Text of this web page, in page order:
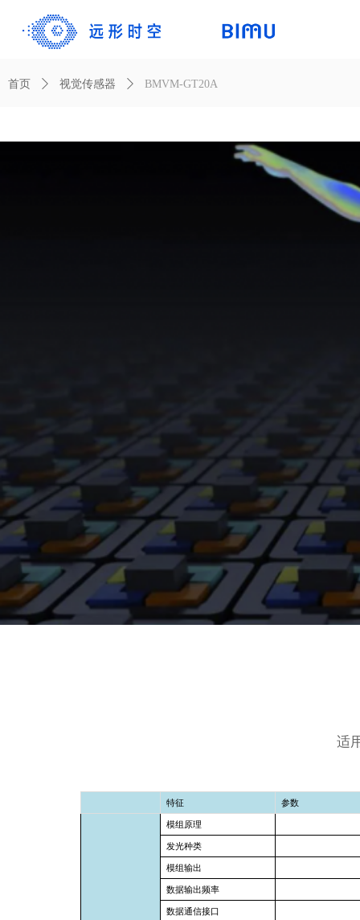
首页 ꄲ 视觉传感器 ꄲ BMVM-GT20A
适
特征 参数
模组原理
发光种类
模组输出
数据输出频率
数据通信接口